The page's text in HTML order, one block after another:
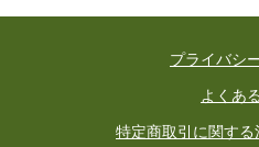
プライバシ
よくあ
特定商取引に関す